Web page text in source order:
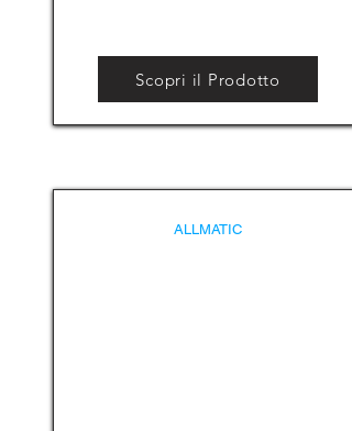
Scopri il Prodotto
ALLMATIC